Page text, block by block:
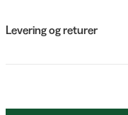
Levering og returer